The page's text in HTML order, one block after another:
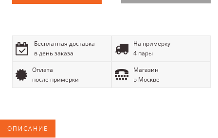
Бесплатная доставка
в день заказа
На примерку
4 пары
Оплата
после примерки
Магазин
в Москве
ОПИСАНИЕ